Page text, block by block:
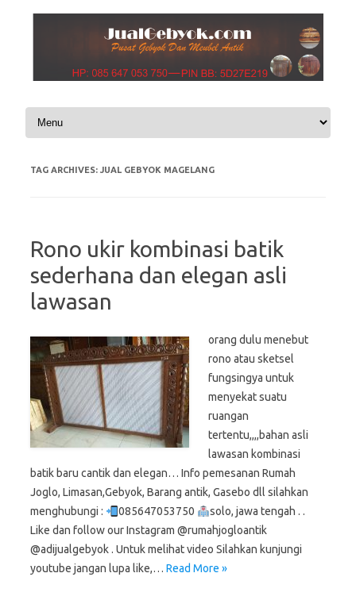
Skip to content
TAG ARCHIVES: JUAL GEBYOK MAGELANG
Rono ukir kombinasi batik
sederhana dan elegan asli
lawasan
orang dulu menebut
rono atau sketsel
fungsingya untuk
menyekat suatu
ruangan
tertentu,,,,bahan asli
lawasan kombinasi
batik baru cantik dan elegan… Info pemesanan Rumah
Joglo, Limasan,Gebyok, Barang antik, Gasebo dll silahkan
menghubungi :
085647053750
solo, jawa tengah . .
Like dan follow our Instagram @rumahjogloantik
@adijualgebyok . Untuk melihat video Silahkan kunjungi
youtube jangan lupa like,… Read More »